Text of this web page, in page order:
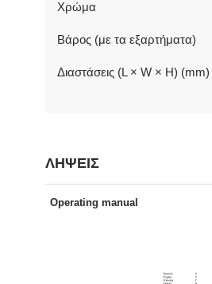
Χρώμα
Βάρος (με τα εξαρτήματα)
Διαστάσεις (L × W × H) (mm)
ΛΗΨΕΙΣ
Operating manual